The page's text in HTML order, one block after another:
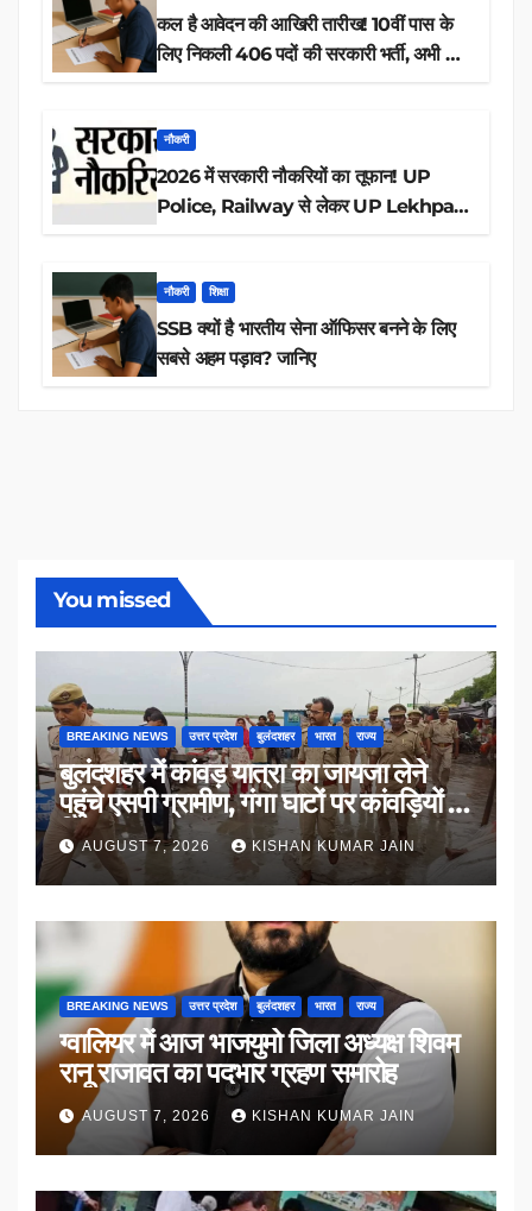
कल है आवेदन की आखिरी तारीख! 10वीं पास के
लिए निकली 406 पदों की सरकारी भर्ती, अभी करें
नौकरी
2026 में सरकारी नौकरियों का तूफान! UP
Police, Railway से लेकर UP Lekhpal
नौकरी शिक्षा
SSB क्यों है भारतीय सेना ऑफिसर बनने के लिए
सबसे अहम पड़ाव? जानिए
You missed
BREAKING NEWS उत्तर प्रदेश बुलंदशहर भारत राज्य
बुलंदशहर में कांवड़ यात्रा का जायजा लेने
पहुंचे एसपी ग्रामीण, गंगा घाटों पर कांवड़ियों से
किया संवाद
AUGUST 7, 2026 KISHAN KUMAR JAIN
BREAKING NEWS उत्तर प्रदेश बुलंदशहर भारत राज्य
ग्वालियर में आज भाजयुमो जिला अध्यक्ष शिवम
रानू राजावत का पदभार ग्रहण समारोह
AUGUST 7, 2026 KISHAN KUMAR JAIN